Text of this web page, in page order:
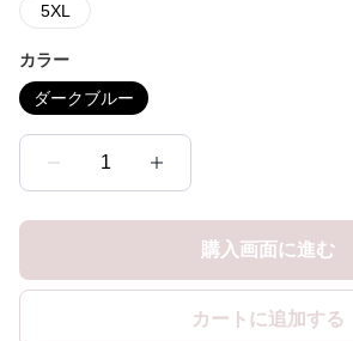
5XL
カラー
ダークブルー
1
購入画面に進む
カートに追加する